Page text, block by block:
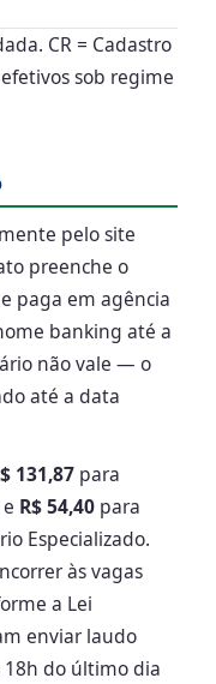
CR = Cadastro
sob regime
pelo site
preenche o
paga em agência
banking até a
não vale — o
até a data
131,87 para
R$ 54,40 para
Especializado.
às vagas
a Lei
enviar laudo
18h do último dia